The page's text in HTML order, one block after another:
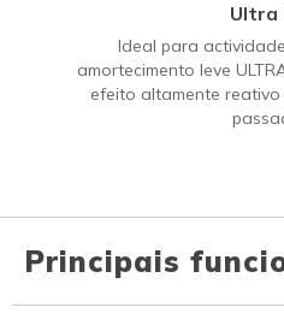
Ultra
Ideal para
amortecimento leve
efeito altamente
Principais